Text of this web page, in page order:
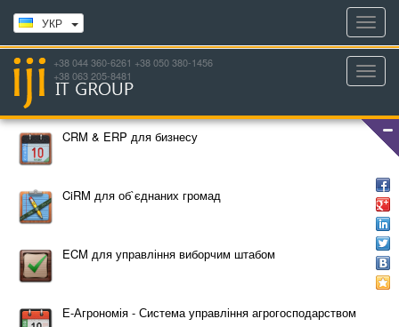
УКР
+38 044 360-6261 +38 050 380-1456
+38 063 205-8481
CRM & ERP для бизнесу
CiRM для об`єднаних громад
ECM для управління виборчим штабом
Е-Агрономія - Система управління агрогосподарством